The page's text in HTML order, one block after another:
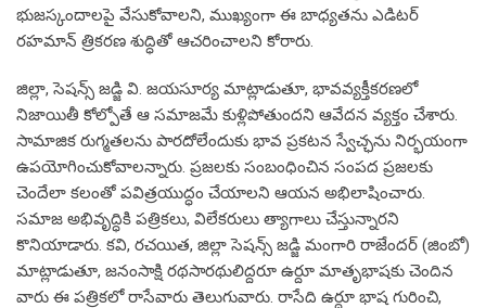
భుజస్కందాలపై వేసుకోవాలని, ముఖ్యంగా ఈ బాధ్యతను ఎడిటర్‌
రహమాన్‌ త్రికరణ శుద్ధితో ఆచరించాలని కోరారు.
జిల్లా, సెషన్స్‌ జడ్జి వి. జయసూర్య మాట్లాడుతూ, భావవ్యక్తీకరణలో
నిజాయితీ కోల్పోతే ఆ సమాజమే కుళ్లిపోతుందని ఆవేదన వ్యక్తం చేశారు.
సామాజిక రుగ్మతలను పారదోలేందుకు భావ ప్రకటన స్వేచ్ఛను నిర్భయంగా
ఉపయోగించుకోవాలన్నారు. ప్రజలకు సంబంధించిన సంపద ప్రజలకు
చెందేలా కలంతో పవిత్రయుద్ధం చేయాలని ఆయన అభిలాషించారు.
సమాజ అభివృద్ధికి పత్రికలు, విలేకరులు త్యాగాలు చేస్తున్నారని
కొనియాడారు. కవి, రచయిత, జిల్లా సెషన్స్‌ జడ్జి మంగారి రాజేందర్‌ (జింబో)
మాట్లాడుతూ, జనంసాక్షి రథసారథులిద్దరూ ఉర్దూ మాతృభాషకు చెందిన
వారు ఈ పత్రికలో రాసేవారు తెలుగువారు. రాసేది ఉర్దూ భాష గురించి,